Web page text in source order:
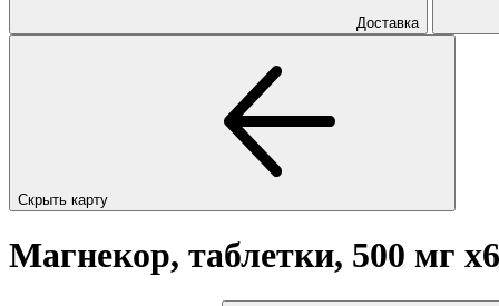
Доставка
Скрыть карту
Магнекор, таблетки, 500 мг